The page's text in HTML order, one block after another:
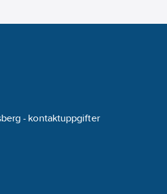
- kontaktuppgifter